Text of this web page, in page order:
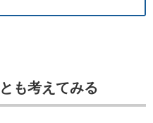
も考えてみる